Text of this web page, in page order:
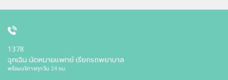
1378
ฉุกเฉิน นัดหมายแพทย์ เรียกรถพยาบาล
พร้อมบริการทุกวัน 24 ชม.